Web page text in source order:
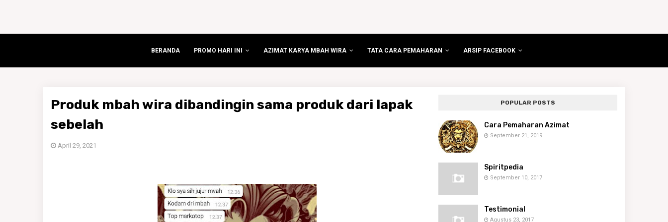
BERANDA PROMO HARI INI AZIMAT KARYA MBAH WIRA TATA CARA PEMAHARAN ARSIP FACEBOOK
Produk mbah wira dibandingin sama produk dari lapak
sebelah
April 29, 2021
POPULAR POSTS
Cara Pemaharan Azimat
September 21, 2019
Spiritpedia
September 10, 2017
Testimonial
Agustus 23, 2017